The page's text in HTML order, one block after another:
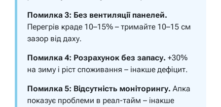
Помилка 3: Без вентиляції панелей.
Перегрів краде 10–15% – тримайте 10–15 см
зазор від даху.
Помилка 4: Розрахунок без запасу. +30%
на зиму і ріст споживання – інакше дефіцит.
Помилка 5: Відсутність моніторингу. Апка
показує проблеми в реал-тайм – інакше